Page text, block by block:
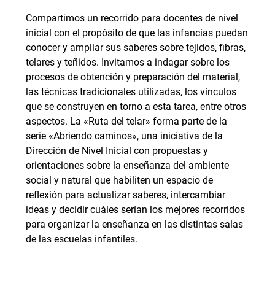
Compartimos un recorrido para docentes de nivel
inicial con el propósito de que las infancias puedan
conocer y ampliar sus saberes sobre tejidos, fibras,
telares y teñidos. Invitamos a indagar sobre los
procesos de obtención y preparación del material,
las técnicas tradicionales utilizadas, los vínculos
que se construyen en torno a esta tarea, entre otros
aspectos. La «Ruta del telar» forma parte de la
serie «Abriendo caminos», una iniciativa de la
Dirección de Nivel Inicial con propuestas y
orientaciones sobre la enseñanza del ambiente
social y natural que habiliten un espacio de
reflexión para actualizar saberes, intercambiar
ideas y decidir cuáles serían los mejores recorridos
para organizar la enseñanza en las distintas salas
de las escuelas infantiles.